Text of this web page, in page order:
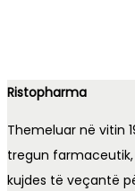
Ristopharma
Themeluar në vitin
tregun
kujdes të veçantë